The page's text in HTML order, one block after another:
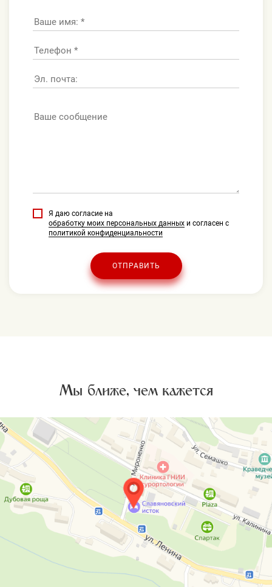
Я даю согласие на
обработку моих персональных данных и согласен с
политикой конфиденциальности
ОТПРАВИТЬ
Мы ближе, чем кажется